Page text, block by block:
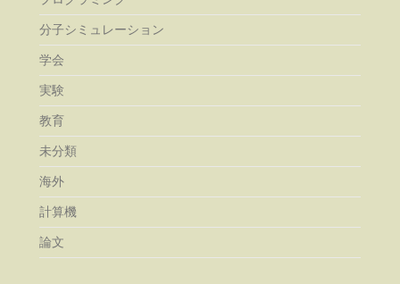
分子シミュレーション
学会
実験
教育
未分類
海外
計算機
論文